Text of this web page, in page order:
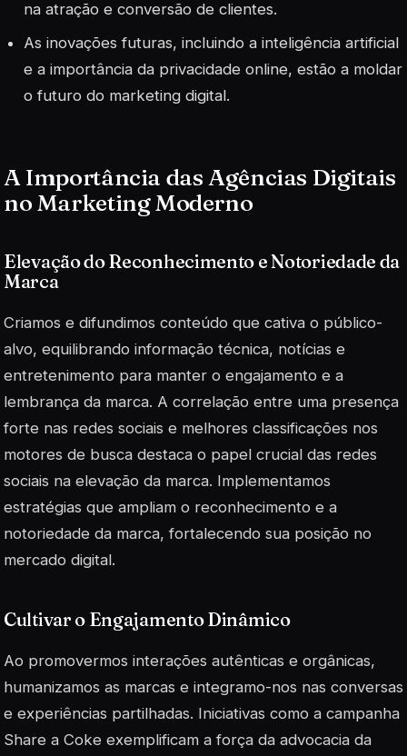
na atração e conversão de clientes.
As inovações futuras, incluindo a inteligência artificial
e a importância da privacidade online, estão a moldar
o futuro do marketing digital.
A Importância das Agências Digitais
no Marketing Moderno
Elevação do Reconhecimento e Notoriedade da
Marca
Criamos e difundimos conteúdo que cativa o público-
alvo, equilibrando informação técnica, notícias e
entretenimento para manter o engajamento e a
lembrança da marca. A correlação entre uma presença
forte nas redes sociais e melhores classificações nos
motores de busca destaca o papel crucial das redes
sociais na elevação da marca. Implementamos
estratégias que ampliam o reconhecimento e a
notoriedade da marca, fortalecendo sua posição no
mercado digital.
Cultivar o Engajamento Dinâmico
Ao promovermos interações autênticas e orgânicas,
humanizamos as marcas e integramo-nos nas conversas
e experiências partilhadas. Iniciativas como a campanha
Share a Coke exemplificam a força da advocacia da